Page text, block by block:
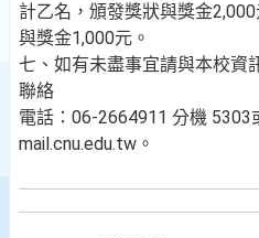
計乙名，頒發獎狀與獎金
與獎金1,000元。
七、如有未盡事宜請與本校資
聯絡
電話：06-2664911 分機 5303
mail.cnu.edu.tw。